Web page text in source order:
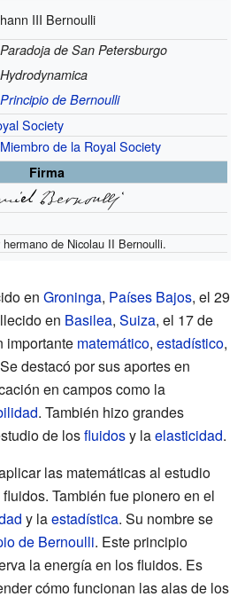
III Bernoulli
Paradoja de San Petersburgo
Hydrodynamica
Principio de Bernoulli
Society
Miembro de la Royal Society
Firma
de Nicolau II Bernoulli.
en Groninga, Países Bajos, el 29
en Basilea, Suiza, el 17 de
importante matemático, estadístico,
destacó por sus aportes en
en campos como la
. También hizo grandes
de losfluidosy laelasticidad.
las matemáticas al estudio
También fue pionero en el
y laestadística. Su nombre se
de Bernoulli. Este principio
la energía en los fluidos. Es
cómo funcionan las alas de los